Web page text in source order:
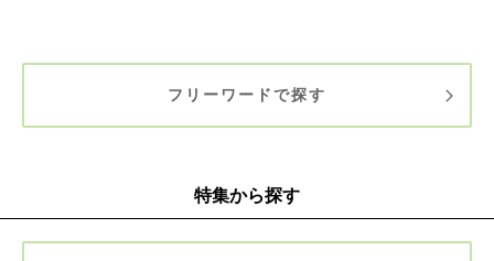
フリーワードで探す
特集から探す